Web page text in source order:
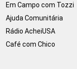
Em Campo com Tozzi
Ajuda Comunitária
Rádio AcheiUSA
Café com Chico